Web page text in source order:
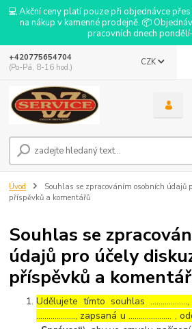
💻 Akční ceny platí pouze při objednávce
na nákup v kamenné prodejně. 📦
pracovních dnech
CZK
+420775654704
(Po-Pá, 8-16 hod.)
Úvod
Souhlas se zpracováním osobních údajů
příspěvků a komentářů
Souhlas se
údajů pro účely
příspěvků a
Udělujete tímto souhlas
………………., zapsaná u ………………… ,